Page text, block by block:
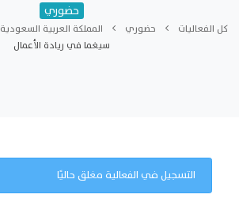
حضوري
كل الفعاليات حضوري المملكة العربية السعودية
سيغما في ريادة الأعمال
التسجيل في الفعالية مغلق حاليًا